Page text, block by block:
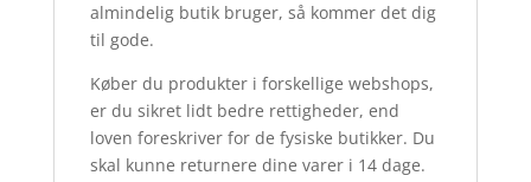
almindelig butik bruger, så kommer det dig
til gode.
Køber du produkter i forskellige webshops,
er du sikret lidt bedre rettigheder, end
loven foreskriver for de fysiske butikker. Du
skal kunne returnere dine varer i 14 dage.